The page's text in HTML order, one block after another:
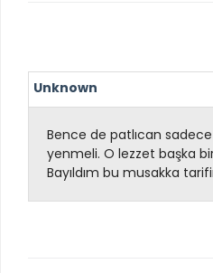
Unknown
Bence de patlıcan
yenmeli. O lezzet başka
Bayıldım bu musakka